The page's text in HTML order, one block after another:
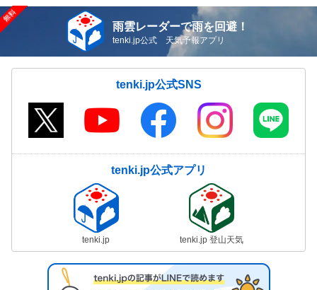
雨雲レーダーで雨を回避！
tenki.jp公式 天気予報アプリ
tenki.jp公式SNS
tenki.jp公式アプリ
tenki.jp tenki.jp 登山天気